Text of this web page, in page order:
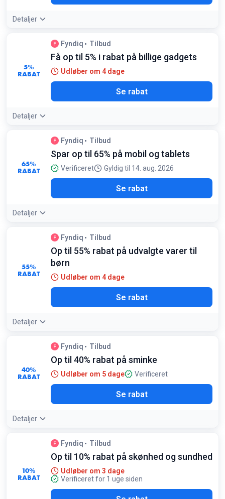
Detaljer
5%
RABAT
Fyndiq Tilbud
Få op til 5% i rabat på billige gadgets
Udløber om 4 dage
Se rabat
Detaljer
65%
RABAT
Fyndiq Tilbud
Spar op til 65% på mobil og tablets
Verificeret Gyldig til 14. aug. 2026
Se rabat
Detaljer
55%
RABAT
Fyndiq Tilbud
Op til 55% rabat på udvalgte varer til
børn
Udløber om 4 dage
Se rabat
Detaljer
40%
RABAT
Fyndiq Tilbud
Op til 40% rabat på sminke
Udløber om 5 dage Verificeret
Se rabat
Detaljer
10%
RABAT
Fyndiq Tilbud
Op til 10% rabat på skønhed og sundhed
Udløber om 3 dage
Verificeret for 1 uge siden